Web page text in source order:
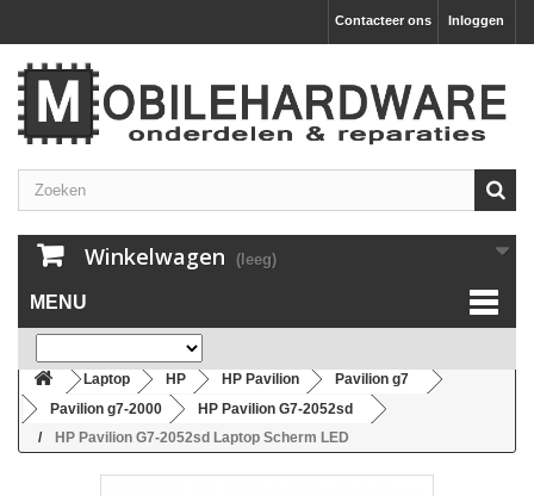
Inloggen
Contacteer ons
Winkelwagen (leeg)
MENU
Laptop HP HP Pavilion
Pavilion g7
Pavilion g7-2000
HP Pavilion G7-2052sd
HP Pavilion G7-2052sd Laptop Scherm LED